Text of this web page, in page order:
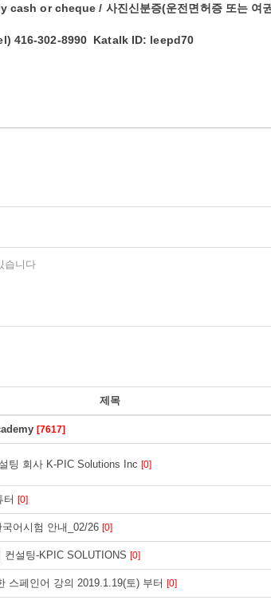
cash or cheque / 사진신분증(운전면허증 또는 여
416-302-8990 Katalk ID: leepd70
습니다
제목
[7617]
팅 회사 K-PIC Solutions Inc [0]
터 [0]
어시험 안내_02/26 [0]
컨설팅-KPIC SOLUTIONS [0]
스페인어 강의 2019.1.19(토) 부터 [0]